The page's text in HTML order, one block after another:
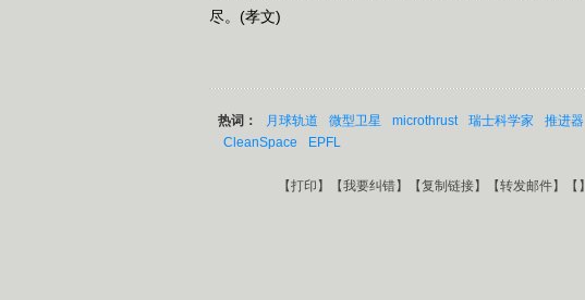
尽。(孝文)
热词： 月球轨道 微型卫星 microthrust 瑞士科学家 推进器
CleanSpace
EPFL
【打印 】【我要纠错】【复制链接】【转发邮件】【 】